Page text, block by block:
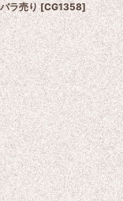
ラ売り [CG1358]